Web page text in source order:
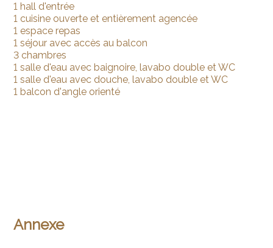
1 hall d'entrée
1 cuisine ouverte et entièrement agencée
1 espace repas
1 séjour avec accès au balcon
3 chambres
1 salle d'eau avec baignoire, lavabo double et WC
1 salle d'eau avec douche, lavabo double et WC
1 balcon d'angle orienté
Annexe